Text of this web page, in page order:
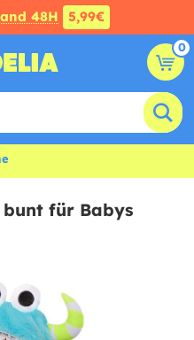
48H 5,99€
0
bunt für Babys